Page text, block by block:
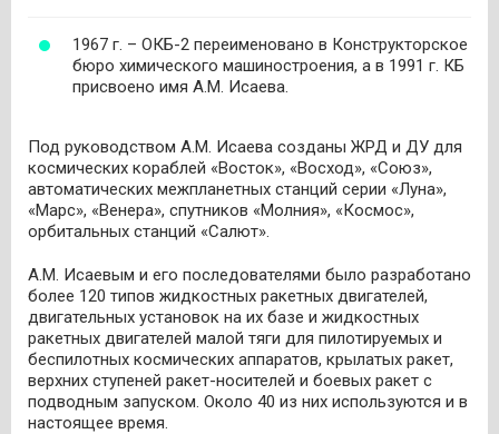
1967 г. – ОКБ-2 переименовано в Конструкторское
бюро химического машиностроения, а в 1991 г. КБ
присвоено имя А.М. Исаева.
Под руководством А.М. Исаева созданы ЖРД и ДУ для
космических кораблей «Восток», «Восход», «Союз»,
автоматических межпланетных станций серии «Луна»,
«Марс», «Венера», спутников «Молния», «Космос»,
орбитальных станций «Салют».
А.М. Исаевым и его последователями было разработано
более 120 типов жидкостных ракетных двигателей,
двигательных установок на их базе и жидкостных
ракетных двигателей малой тяги для пилотируемых и
беспилотных космических аппаратов, крылатых ракет,
верхних ступеней ракет-носителей и боевых ракет с
подводным запуском. Около 40 из них используются и в
настоящее время.